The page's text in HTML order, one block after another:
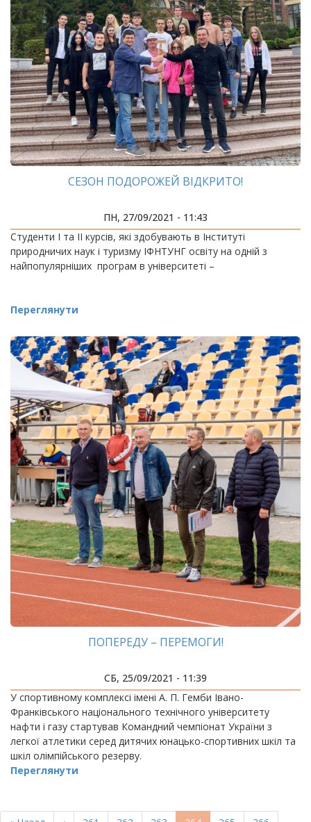
СЕЗОН ПОДОРОЖЕЙ ВІДКРИТО!
ПН, 27/09/2021 - 11:43
Студенти І та ІІ курсів, які здобувають в Інституті
природничих наук і туризму ІФНТУНГ освіту на одній з
найпопулярніших програм в університеті –
Переглянути
ПОПЕРЕДУ – ПЕРЕМОГИ!
СБ, 25/09/2021 - 11:39
У спортивному комплексі імені А. П. Гемби Івано-
Франківського національного технічного університету
нафти і газу стартував Командний чемпіонат України з
легкої атлетики серед дитячих юнацько-спортивних шкіл та
шкіл олімпійського резерву.
Переглянути
НА